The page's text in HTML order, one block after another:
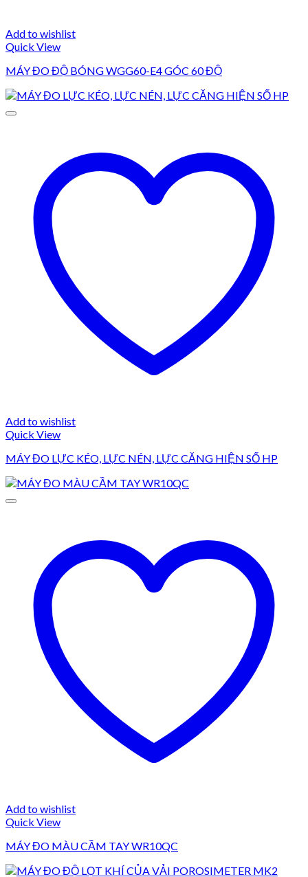
Add to wishlist
Quick View
MÁY ĐO ĐỘ BÓNG WGG60-E4 GÓC 60 ĐỘ
Add to wishlist
Quick View
MÁY ĐO LỰC KÉO, LỰC NÉN, LỰC CĂNG HIỆN SỐ HP
Add to wishlist
Quick View
MÁY ĐO MÀU CẦM TAY WR10QC